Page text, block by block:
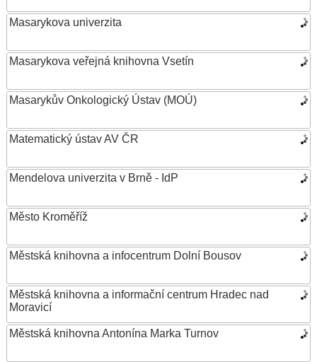
Masarykova univerzita
Masarykova veřejná knihovna Vsetín
Masarykův Onkologický Ústav (MOÚ)
Matematický ústav AV ČR
Mendelova univerzita v Brně - IdP
Město Kroměříž
Městská knihovna a infocentrum Dolní Bousov
Městská knihovna a informační centrum Hradec nad
Moravicí
Městská knihovna Antonína Marka Turnov